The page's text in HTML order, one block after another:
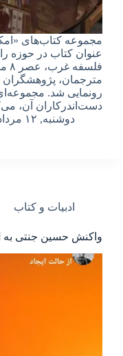
عنوان کتاب در حوزه
مترجمان، پژوهشگران
رونمایی شد.
دست‌اندرکاران آن،
دوشنبه, ۱۲ مرداد ۱۴۰۵ – ۲۲:۰۰
ادبیات و کتاب
واکنش حسین جنتی به